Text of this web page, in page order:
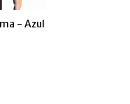
- Azul